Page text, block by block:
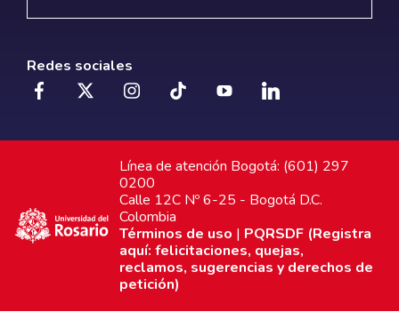
Redes sociales
Línea de atención Bogotá: (601) 297
0200
Calle 12C Nº 6-25 - Bogotá D.C.
Colombia
Términos de uso | PQRSDF (Registra
aquí: felicitaciones, quejas,
reclamos, sugerencias y derechos de
petición)